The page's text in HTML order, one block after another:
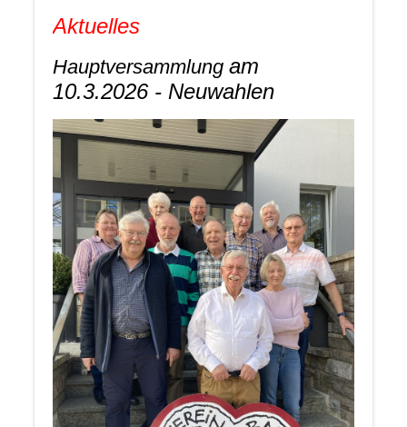
Aktuelles
Hauptversammlung am
10.3.2026 - Neuwahlen